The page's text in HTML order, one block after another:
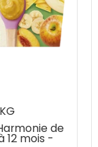
de
12 mois -